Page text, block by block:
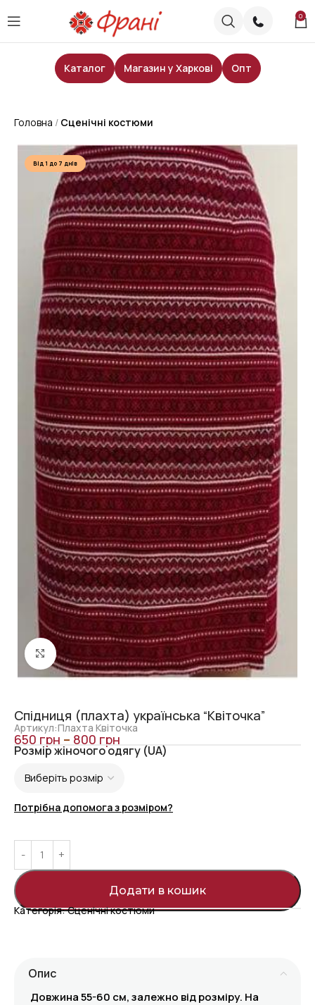
0
Каталог Магазин у Харкові Опт
Головна Сценічні костюми
Від 1 до 7 днів
Click to enlarge
Спідниця (плахта) українська “Квіточка”
Артикул:Плахта Квіточка
650 грн – 800 грн
Розмір жіночого одягу (UA)
Потрібна допомога з розміром?
Додати в кошик
Категорія:Сценічні костюми
Опис
Довжина 55-60 см, залежно від розміру. На